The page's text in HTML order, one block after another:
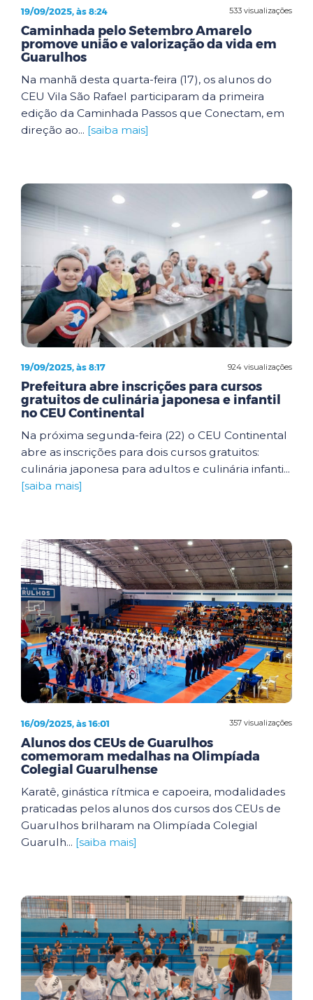
533 visualizações
19/09/2025, às 8:24
Caminhada pelo Setembro Amarelo
promove união e valorização da vida em
Guarulhos
Na manhã desta quarta-feira (17), os alunos do
CEU Vila São Rafael participaram da primeira
edição da Caminhada Passos que Conectam, em
direção ao... [saiba mais]
924 visualizações
19/09/2025, às 8:17
Prefeitura abre inscrições para cursos
gratuitos de culinária japonesa e infantil
no CEU Continental
Na próxima segunda-feira (22) o CEU Continental
abre as inscrições para dois cursos gratuitos:
culinária japonesa para adultos e culinária infanti...
[saiba mais]
357 visualizações
16/09/2025, às 16:01
Alunos dos CEUs de Guarulhos
comemoram medalhas na Olimpíada
Colegial Guarulhense
Karatê, ginástica rítmica e capoeira, modalidades
praticadas pelos alunos dos cursos dos CEUs de
Guarulhos brilharam na Olimpíada Colegial
Guarulh... [saiba mais]